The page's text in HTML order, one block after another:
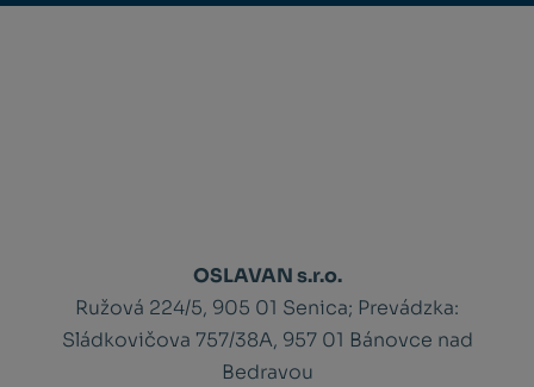
OSLAVAN s.r.o.
Ružová 224/5, 905 01 Senica; Prevádzka:
Sládkovičova 757/38A, 957 01 Bánovce nad
Bedravou